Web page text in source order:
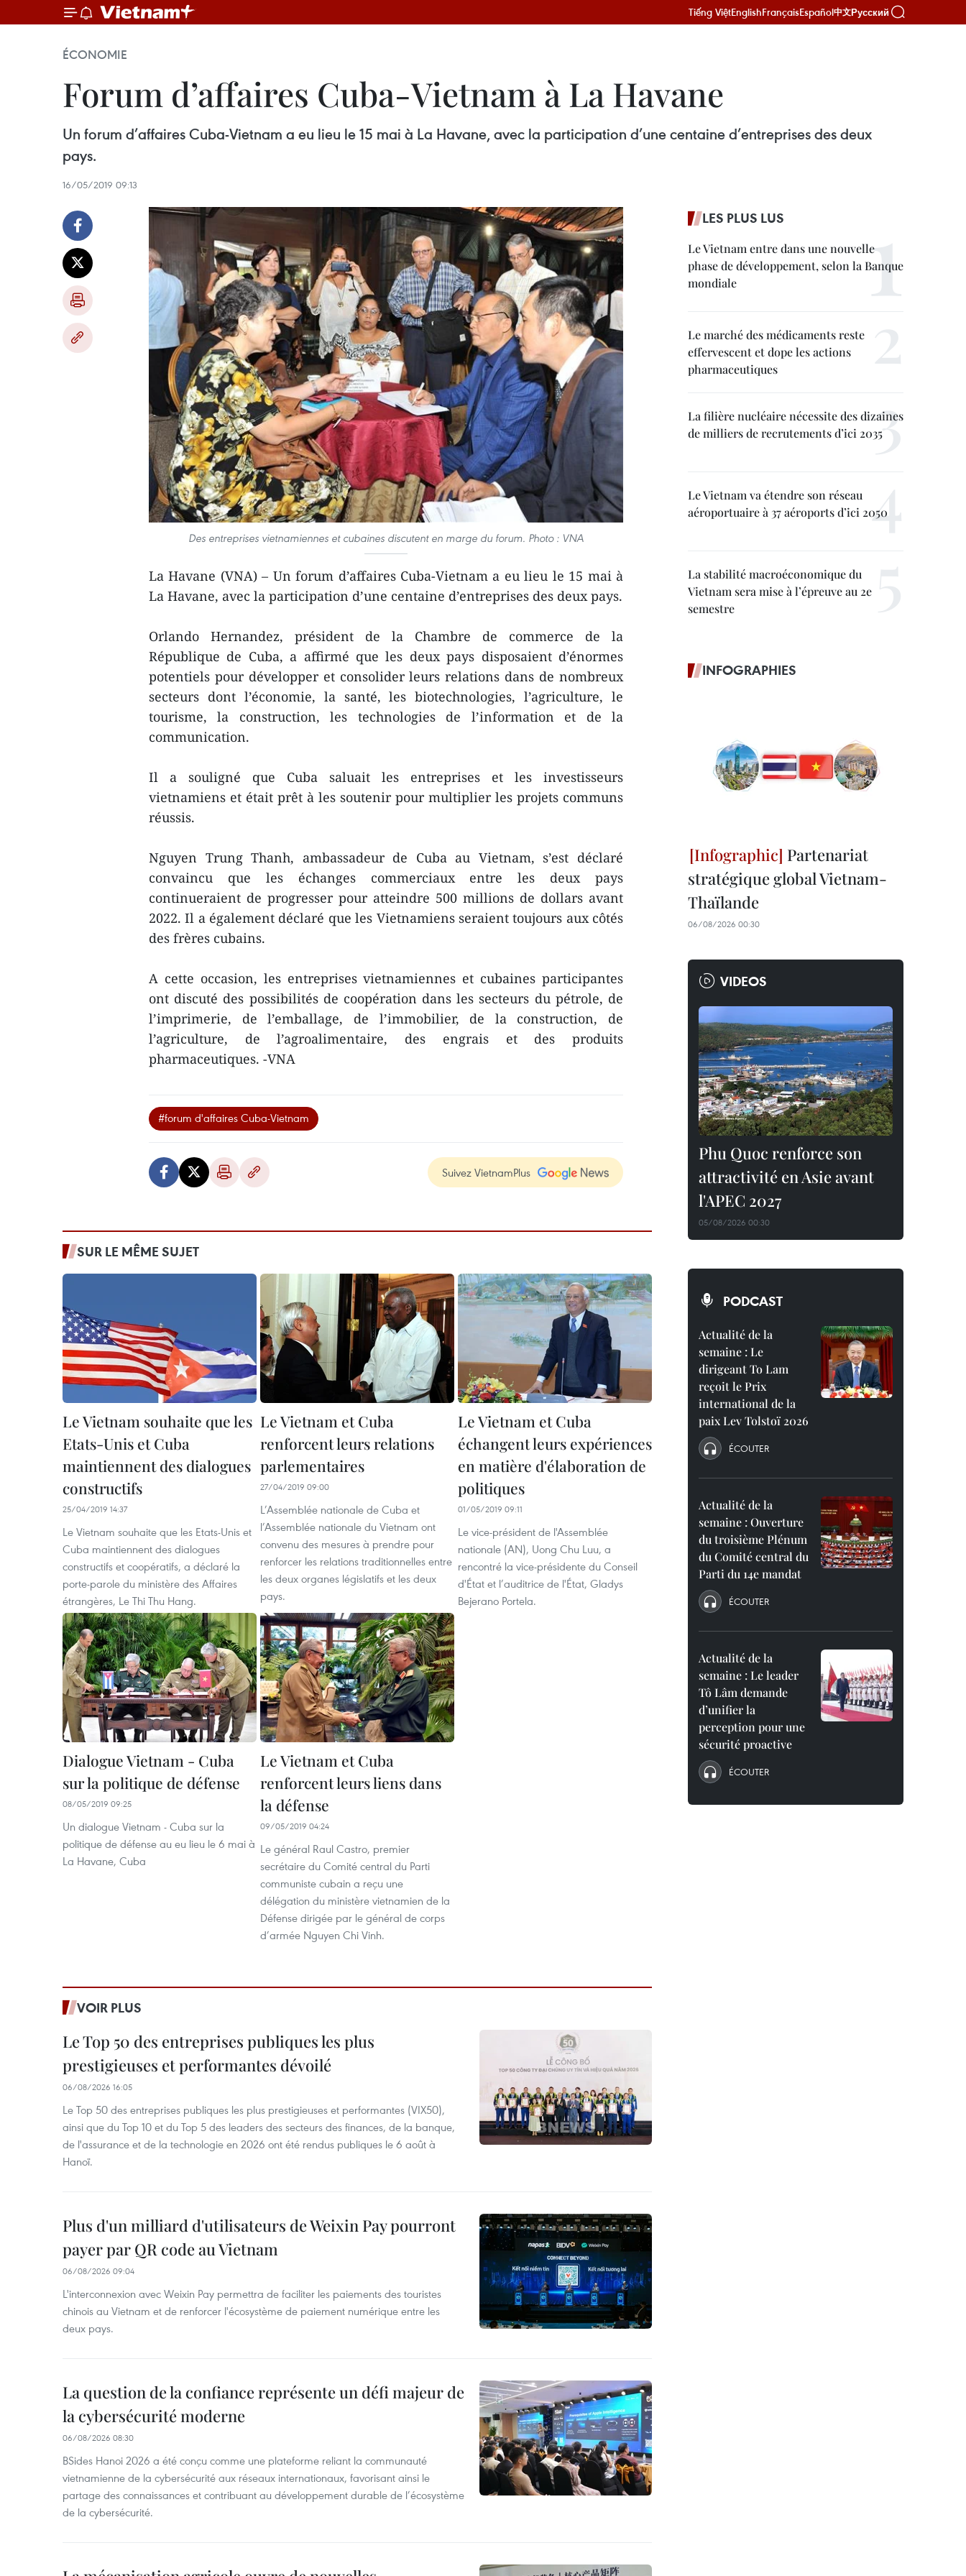
Tiếng ViệtEnglishFrançaisEspañol中文Русский
ÉCONOMIE
Forum d’affaires Cuba-Vietnam à La Havane
Un forum d’affaires Cuba-Vietnam a eu lieu le 15 mai à La Havane, avec la participation d’une centaine d’entreprises des deux
pays.
16/05/2019 09:13
Des entreprises vietnamiennes et cubaines discutent en marge du forum. Photo : VNA
La Havane (VNA) – Un forum d’affaires Cuba-Vietnam a eu lieu le 15 mai à
La Havane, avec la participation d’une centaine d’entreprises des deux pays.
Orlando Hernandez, président de la Chambre de commerce de la
République de Cuba, a affirmé que les deux pays disposaient d’énormes
potentiels pour développer et consolider leurs relations dans de nombreux
secteurs dont l’économie, la santé, les biotechnologies, l’agriculture, le
tourisme, la construction, les technologies de l’information et de la
communication.
Il a souligné que Cuba saluait les entreprises et les investisseurs
vietnamiens et était prêt à les soutenir pour multiplier les projets communs
réussis.
Nguyen Trung Thanh, ambassadeur de Cuba au Vietnam, s’est déclaré
convaincu que les échanges commerciaux entre les deux pays
continueraient de progresser pour atteindre 500 millions de dollars avant
2022. Il a également déclaré que les Vietnamiens seraient toujours aux côtés
des frères cubains.
A cette occasion, les entreprises vietnamiennes et cubaines participantes
ont discuté des possibilités de coopération dans les secteurs du pétrole, de
l’imprimerie, de l’emballage, de l’immobilier, de la construction, de
l’agriculture, de l’agroalimentaire, des engrais et des produits
pharmaceutiques. -VNA
#forum d'affaires Cuba-Vietnam
Suivez VietnamPlus
SUR LE MÊME SUJET
Le Vietnam souhaite que les
Etats-Unis et Cuba
maintiennent des dialogues
constructifs
25/04/2019 14:37
Le Vietnam souhaite que les Etats-Unis et
Cuba maintiennent des dialogues
constructifs et coopératifs, a déclaré la
porte-parole du ministère des Affaires
étrangères, Le Thi Thu Hang.
Le Vietnam et Cuba
renforcent leurs relations
parlementaires
27/04/2019 09:00
L’Assemblée nationale de Cuba et
l’Assemblée nationale du Vietnam ont
convenu des mesures à prendre pour
renforcer les relations traditionnelles entre
les deux organes législatifs et les deux
pays.
Le Vietnam et Cuba
échangent leurs expériences
en matière d'élaboration de
politiques
01/05/2019 09:11
Le vice-président de l'Assemblée
nationale (AN), Uong Chu Luu, a
rencontré la vice-présidente du Conseil
d'État et l’auditrice de l'État, Gladys
Bejerano Portela.
Dialogue Vietnam - Cuba
sur la politique de défense
08/05/2019 09:25
Un dialogue Vietnam - Cuba sur la
politique de défense au eu lieu le 6 mai à
La Havane, Cuba
Le Vietnam et Cuba
renforcent leurs liens dans
la défense
09/05/2019 04:24
Le général Raul Castro, premier
secrétaire du Comité central du Parti
communiste cubain a reçu une
délégation du ministère vietnamien de la
Défense dirigée par le général de corps
d’armée Nguyen Chi Vinh.
VOIR PLUS
Le Top 50 des entreprises publiques les plus
prestigieuses et performantes dévoilé
06/08/2026 16:05
Le Top 50 des entreprises publiques les plus prestigieuses et performantes (VIX50),
ainsi que du Top 10 et du Top 5 des leaders des secteurs des finances, de la banque,
de l'assurance et de la technologie en 2026 ont été rendus publiques le 6 août à
Hanoï.
Plus d'un milliard d'utilisateurs de Weixin Pay pourront
payer par QR code au Vietnam
06/08/2026 09:04
L'interconnexion avec Weixin Pay permettra de faciliter les paiements des touristes
chinois au Vietnam et de renforcer l'écosystème de paiement numérique entre les
deux pays.
La question de la confiance représente un défi majeur de
la cybersécurité moderne
06/08/2026 08:30
BSides Hanoi 2026 a été conçu comme une plateforme reliant la communauté
vietnamienne de la cybersécurité aux réseaux internationaux, favorisant ainsi le
partage des connaissances et contribuant au développement durable de l’écosystème
de la cybersécurité.
LES PLUS LUS
Le Vietnam entre dans une nouvelle
phase de développement, selon la Banque
mondiale
Le marché des médicaments reste
effervescent et dope les actions
pharmaceutiques
La filière nucléaire nécessite des dizaines
de milliers de recrutements d’ici 2035
Le Vietnam va étendre son réseau
aéroportuaire à 37 aéroports d’ici 2050
La stabilité macroéconomique du
Vietnam sera mise à l’épreuve au 2e
semestre
INFOGRAPHIES
Partenariat
stratégique global Vietnam-
Thaïlande
06/08/2026 00:30
VIDEOS
Phu Quoc renforce son
attractivité en Asie avant
l'APEC 2027
05/08/2026 00:30
PODCAST
Actualité de la
semaine : Le
dirigeant To Lam
reçoit le Prix
international de la
paix Lev Tolstoï 2026
ÉCOUTER
Actualité de la
semaine : Ouverture
du troisième Plénum
du Comité central du
Parti du 14e mandat
ÉCOUTER
Actualité de la
semaine : Le leader
Tô Lâm demande
d’unifier la
perception pour une
sécurité proactive
ÉCOUTER